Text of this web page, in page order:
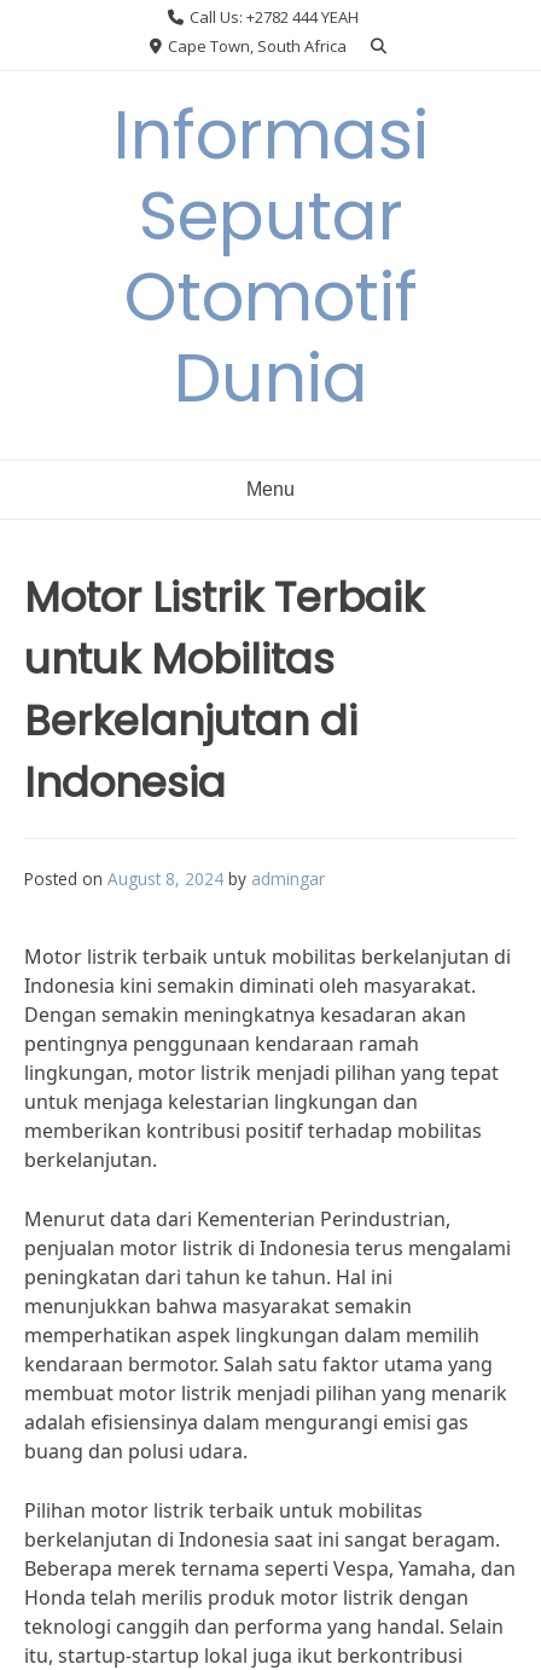
Call Us: +2782 444 YEAH
Cape Town, South Africa
Informasi
Seputar
Otomotif
Dunia
Menu
Motor Listrik Terbaik
untuk Mobilitas
Berkelanjutan di
Indonesia
Posted on August 8, 2024 by admingar
Motor listrik terbaik untuk mobilitas berkelanjutan di
Indonesia kini semakin diminati oleh masyarakat.
Dengan semakin meningkatnya kesadaran akan
pentingnya penggunaan kendaraan ramah
lingkungan, motor listrik menjadi pilihan yang tepat
untuk menjaga kelestarian lingkungan dan
memberikan kontribusi positif terhadap mobilitas
berkelanjutan.
Menurut data dari Kementerian Perindustrian,
penjualan motor listrik di Indonesia terus mengalami
peningkatan dari tahun ke tahun. Hal ini
menunjukkan bahwa masyarakat semakin
memperhatikan aspek lingkungan dalam memilih
kendaraan bermotor. Salah satu faktor utama yang
membuat motor listrik menjadi pilihan yang menarik
adalah efisiensinya dalam mengurangi emisi gas
buang dan polusi udara.
Pilihan motor listrik terbaik untuk mobilitas
berkelanjutan di Indonesia saat ini sangat beragam.
Beberapa merek ternama seperti Vespa, Yamaha, dan
Honda telah merilis produk motor listrik dengan
teknologi canggih dan performa yang handal. Selain
itu, startup-startup lokal juga ikut berkontribusi